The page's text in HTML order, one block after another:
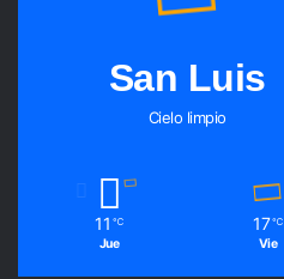
San Luis
Cielo limpio
11 ℃
Jue
17 ℃
Vie